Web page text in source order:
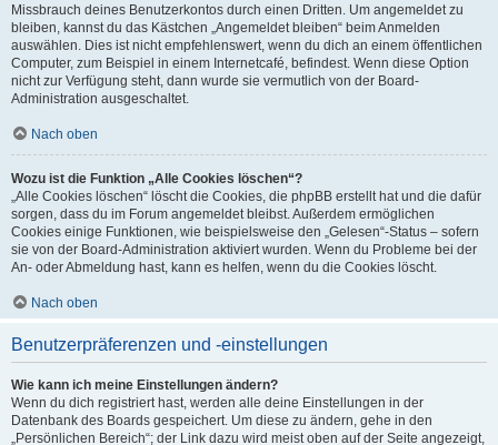
Missbrauch deines Benutzerkontos durch einen Dritten. Um angemeldet zu
bleiben, kannst du das Kästchen „Angemeldet bleiben“ beim Anmelden
auswählen. Dies ist nicht empfehlenswert, wenn du dich an einem öffentlichen
Computer, zum Beispiel in einem Internetcafé, befindest. Wenn diese Option
nicht zur Verfügung steht, dann wurde sie vermutlich von der Board-
Administration ausgeschaltet.
Nach oben
Wozu ist die Funktion „Alle Cookies löschen“?
„Alle Cookies löschen“ löscht die Cookies, die phpBB erstellt hat und die dafür
sorgen, dass du im Forum angemeldet bleibst. Außerdem ermöglichen
Cookies einige Funktionen, wie beispielsweise den „Gelesen“-Status – sofern
sie von der Board-Administration aktiviert wurden. Wenn du Probleme bei der
An- oder Abmeldung hast, kann es helfen, wenn du die Cookies löscht.
Nach oben
Benutzerpräferenzen und -einstellungen
Wie kann ich meine Einstellungen ändern?
Wenn du dich registriert hast, werden alle deine Einstellungen in der
Datenbank des Boards gespeichert. Um diese zu ändern, gehe in den
„Persönlichen Bereich“; der Link dazu wird meist oben auf der Seite angezeigt,